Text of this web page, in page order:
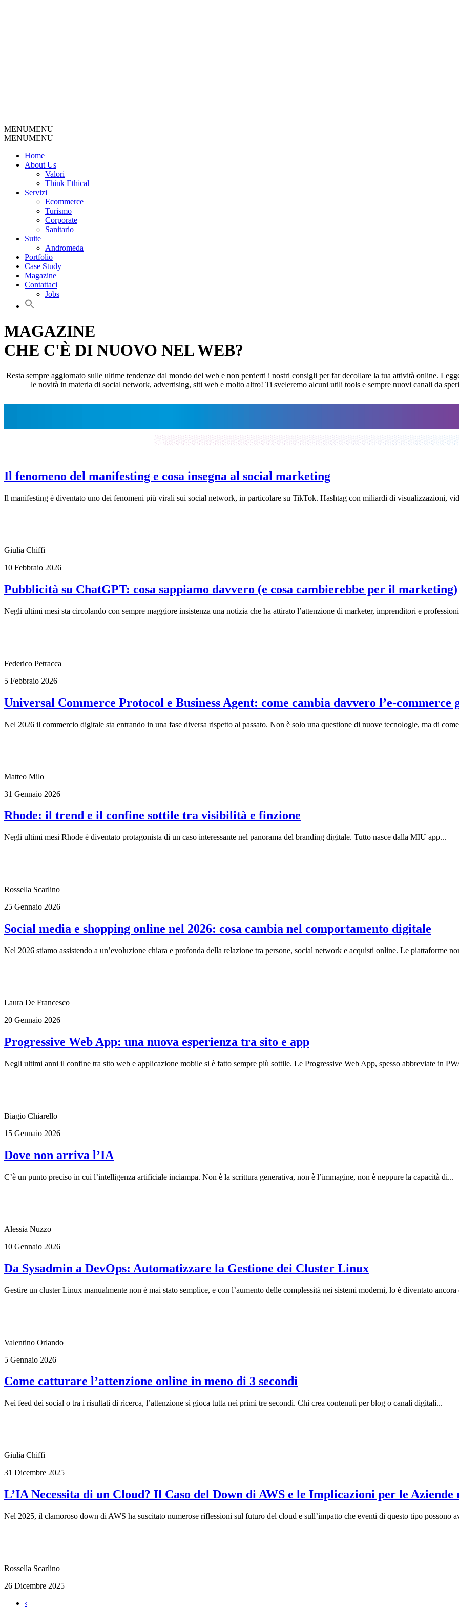
MENUMENU
MENUMENU
Home
About Us
Valori
Think Ethical
Servizi
Ecommerce
Turismo
Corporate
Sanitario
Suite
Andromeda
Portfolio
Case Study
Magazine
Contattaci
Jobs
MAGAZINE
CHE C'È DI NUOVO NEL WEB?
Resta sempre aggiornato sulle ultime tendenze dal mondo del web e non perderti i nostri consigli per far decollare la tua attività online.
le novità in materia di social network, advertising, siti web e molto altro! Ti sveleremo alcuni utili tools e sempre nuovi canali da
Il fenomeno del manifesting e cosa insegna al social marketing
Il manifesting è diventato uno dei fenomeni più virali sui social network, in particolare su TikTok. Hashtag con miliardi di visualizzazioni,
Giulia Chiffi
10 Febbraio 2026
Pubblicità su ChatGPT: cosa sappiamo davvero (e cosa cambierebbe per il marketing)
Negli ultimi mesi sta circolando con sempre maggiore insistenza una notizia che ha attirato l’attenzione di marketer, imprenditori e
Federico Petracca
5 Febbraio 2026
Universal Commerce Protocol e Business Agent: come cambia davvero l’e-commerce
Nel 2026 il commercio digitale sta entrando in una fase diversa rispetto al passato. Non è solo una questione di nuove tecnologie, ma di
Matteo Milo
31 Gennaio 2026
Rhode: il trend e il confine sottile tra visibilità e finzione
Negli ultimi mesi Rhode è diventato protagonista di un caso interessante nel panorama del branding digitale. Tutto nasce dalla MIU app...
Rossella Scarlino
25 Gennaio 2026
Social media e shopping online nel 2026: cosa cambia nel comportamento digitale
Nel 2026 stiamo assistendo a un’evoluzione chiara e profonda della relazione tra persone, social network e acquisti online. Le piattaforme
Laura De Francesco
20 Gennaio 2026
Progressive Web App: una nuova esperienza tra sito e app
Negli ultimi anni il confine tra sito web e applicazione mobile si è fatto sempre più sottile. Le Progressive Web App, spesso abbreviate in
Biagio Chiarello
15 Gennaio 2026
Dove non arriva l’IA
C’è un punto preciso in cui l’intelligenza artificiale inciampa. Non è la scrittura generativa, non è l’immagine, non è neppure la capacità di...
Alessia Nuzzo
10 Gennaio 2026
Da Sysadmin a DevOps: Automatizzare la Gestione dei Cluster Linux
Gestire un cluster Linux manualmente non è mai stato semplice, e con l’aumento delle complessità nei sistemi moderni, lo è diventato
Valentino Orlando
5 Gennaio 2026
Come catturare l’attenzione online in meno di 3 secondi
Nei feed dei social o tra i risultati di ricerca, l’attenzione si gioca tutta nei primi tre secondi. Chi crea contenuti per blog o canali digitali...
Giulia Chiffi
31 Dicembre 2025
L’IA Necessita di un Cloud? Il Caso del Down di AWS e le Implicazioni per le
Nel 2025, il clamoroso down di AWS ha suscitato numerose riflessioni sul futuro del cloud e sull’impatto che eventi di questo tipo possono
Rossella Scarlino
26 Dicembre 2025
‹